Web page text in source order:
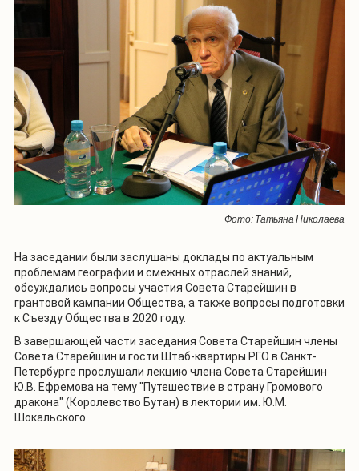
Фото: Татьяна Николаева
На заседании были заслушаны доклады по актуальным
проблемам географии и смежных отраслей знаний,
обсуждались вопросы участия Совета Старейшин в
грантовой кампании Общества, а также вопросы подготовки
к Съезду Общества в 2020 году.
В завершающей части заседания Совета Старейшин члены
Совета Старейшин и гости Штаб-квартиры РГО в Санкт-
Петербурге прослушали лекцию члена Совета Старейшин
Ю.В. Ефремова на тему "Путешествие в страну Громового
дракона" (Королевство Бутан) в лектории им. Ю.М.
Шокальского.